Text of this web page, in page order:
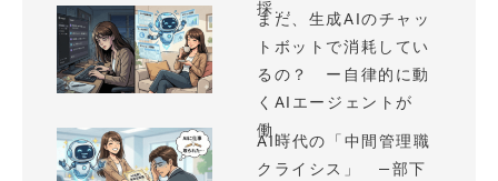
採...
まだ、生成AIのチャッ
トボットで消耗してい
るの？ ー自律的に動
くAIエージェントが
働...
AI時代の「中間管理職
クライシス」 —部下